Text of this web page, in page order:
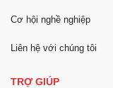
Cơ hội nghề nghiệp
Liên hệ với chúng tôi
TRỢ GIÚP